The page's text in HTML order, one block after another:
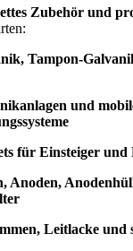
Zubehör und
Tampon-
und
für Einsteiger und
Anoden,
Leitlacke und